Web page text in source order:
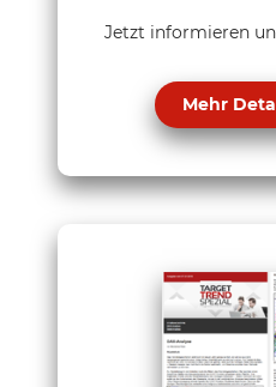
Jetzt informieren
Mehr